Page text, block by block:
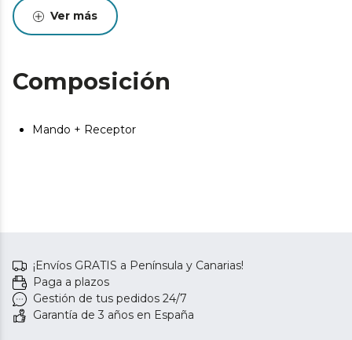
el mejor rendimiento. Se recomienda realizar
mantenimiento para alargar la vida útil del producto.
Ver más
Composición
Mando + Receptor
¡Envíos GRATIS a Península y Canarias!
Paga a plazos
Gestión de tus pedidos 24/7
Garantía de 3 años en España